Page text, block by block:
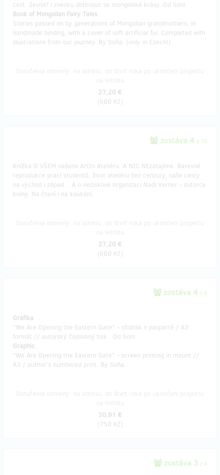
cest. Zevnitř i zvenku dotknout se mongolské krásy. Od Soni.
Book of Mongolian Fairy Tales
Stories passed on by generations of Mongolian grandmothers, in
handmade binding, with a cover of soft artificial fur. Completed with
illustrations from our journey. By Soňa. (only in Czech!)
27,20 €
(660 Kč)
zostáva 4 z 10
Knížka O VŠEM našeho ArtIn Ateliéru. A NIC NEzatajíme. Barevné
reprodukce prací studentů, život ateliéru bez cenzury, naše cesty
na východ i západ... A o neziskové organizaci Nadi Verner - autorce
knihy. Na čtení i na koukání.
27,20 €
(660 Kč)
zostáva 4 z 5
Grafika
"We Are Opening the Eastern Gate" - sítotisk v paspartě / A3
formát // autorský číslovaný tisk . Od Soni
Graphic
"We Are Opening the Eastern Gate" - screen printing in mount //
A3 / author's numbered print. By Soňa
30,91 €
(750 Kč)
zostáva 3 z 4